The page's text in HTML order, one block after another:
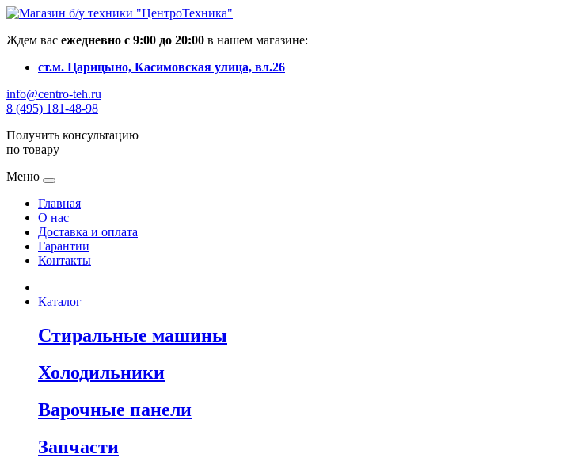
Ждем вас ежедневно с 9:00 до 20:00 в нашем магазине:
ст.м. Царицыно, Касимовская улица, вл.26
info@centro-teh.ru
8 (495) 181-48-98
Получить консультацию
по товару
Меню
Главная
О нас
Доставка и оплата
Гарантии
Контакты
Каталог
Стиральные машины
Холодильники
Варочные панели
Запчасти